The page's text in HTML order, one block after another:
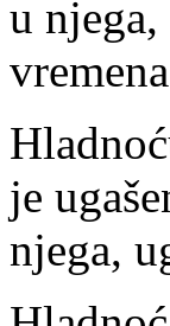
u
je
njega,